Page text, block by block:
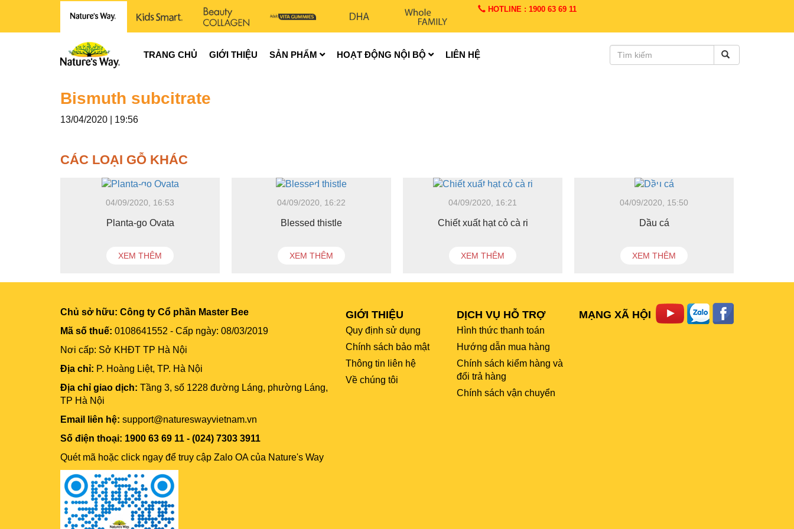
HOTLINE : 1900 63 69 11
TRANG CHỦ GIỚI THIỆU SẢN PHẨM HOẠT ĐỘNG NỘI BỘ LIÊN HỆ
Bismuth subcitrate
13/04/2020 | 19:56
CÁC LOẠI GỖ KHÁC
04/09/2020, 16:53
Planta-go Ovata
XEM THÊM
04/09/2020, 16:22
Blessed thistle
XEM THÊM
04/09/2020, 16:21
Chiết xuất hạt cỏ cà ri
XEM THÊM
04/09/2020, 15:50
Dầu cá
XEM THÊM
Chủ sở hữu: Công ty Cổ phần Master Bee
Mã số thuế: 0108641552 - Cấp ngày: 08/03/2019
Nơi cấp: Sở KHĐT TP Hà Nội
Địa chỉ: P. Hoàng Liệt, TP. Hà Nội
Địa chỉ giao dịch: Tầng 3, số 1228 đường Láng, phường Láng,
TP Hà Nội
Email liên hệ: support@natureswayvietnam.vn
Số điện thoại: 1900 63 69 11 - (024) 7303 3911
Quét mã hoặc click ngay để truy cập Zalo OA của Nature's Way
GIỚI THIỆU
Quy định sử dụng
Chính sách bảo mật
Thông tin liên hệ
Về chúng tôi
DỊCH VỤ HỖ TRỢ
Hình thức thanh toán
Hướng dẫn mua hàng
Chính sách kiểm hàng và
đổi trả hàng
Chính sách vận chuyển
MẠNG XÃ HỘI